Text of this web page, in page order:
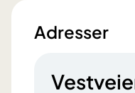
Adresser